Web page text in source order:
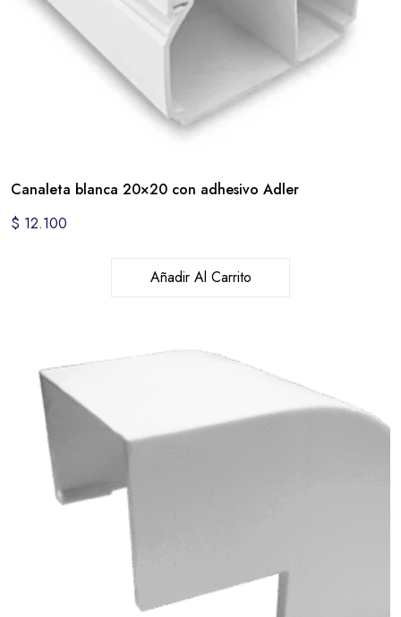
Canaleta blanca 20×20 con adhesivo Adler
$ 12.100
Añadir Al Carrito